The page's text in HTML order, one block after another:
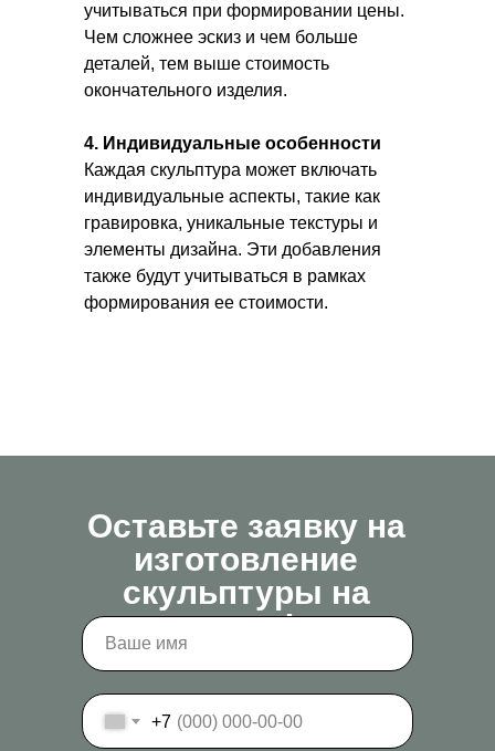
учитываться при формировании цены.
Чем сложнее эскиз и чем больше
деталей, тем выше стоимость
окончательного изделия.
4. Индивидуальные особенности
Каждая скульптура может включать
индивидуальные аспекты, такие как
гравировка, уникальные текстуры и
элементы дизайна. Эти добавления
также будут учитываться в рамках
формирования ее стоимости.
Оставьте заявку на
изготовление
скульптуры на
заказ!
+7